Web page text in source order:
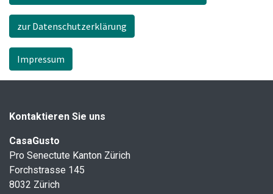
zur Datenschutzerklärung
Impressum
Kontaktieren Sie uns
CasaGusto
Pro Senectute Kanton Zürich
Forchstrasse 145
8032 Zürich